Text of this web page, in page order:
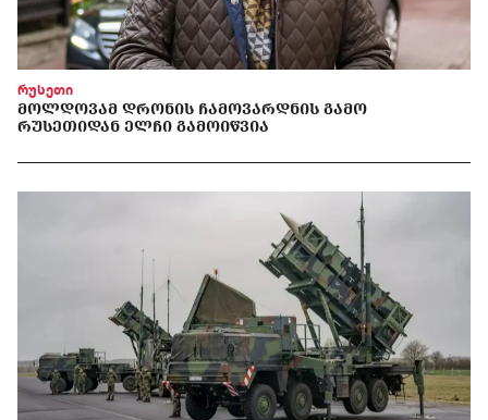
რუსეთი
ᲛᲝᲚᲓᲝᲕᲐᲛ ᲓᲠᲝᲜᲘᲡ ᲩᲐᲛᲝᲕᲐᲠᲓᲜᲘᲡ ᲒᲐᲛᲝ
ᲠᲣᲡᲔᲗᲘᲓᲐᲜ ᲔᲚᲩᲘ ᲒᲐᲛᲝᲘᲬᲕᲘᲐ